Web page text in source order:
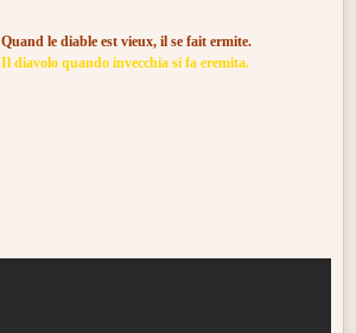
Quand le diable est vieux, il se fait ermite.
Il diavolo quando invecchia si fa eremita.